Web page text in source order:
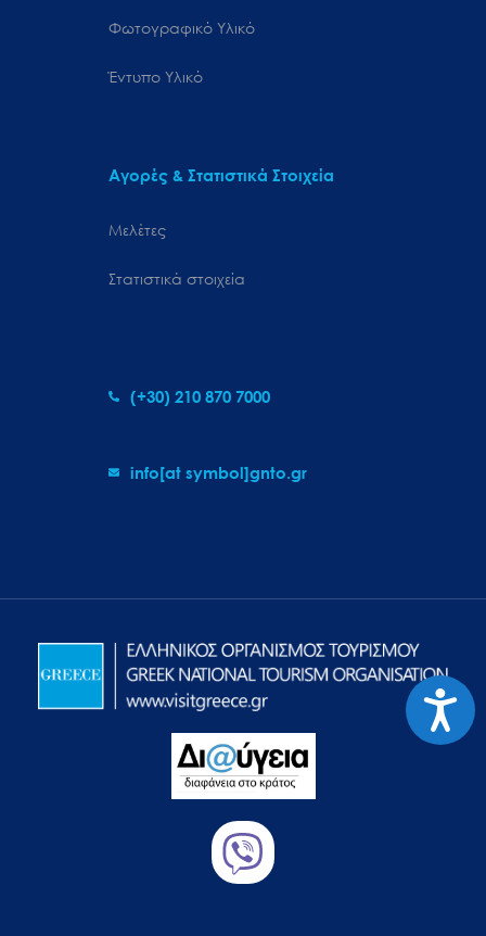
Φωτογραφικό Υλικό
Έντυπο Υλικό
Αγορές & Στατιστικά Στοιχεία
Μελέτες
Στατιστικά στοιχεία
(+30) 210 870 7000
info[at symbol]gnto.gr